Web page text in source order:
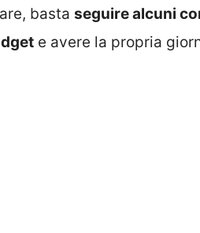
basta seguire alcuni
e avere la propria